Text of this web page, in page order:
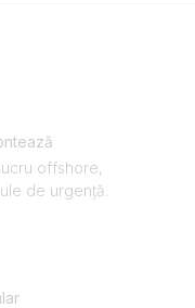
offshore,
de urgență.